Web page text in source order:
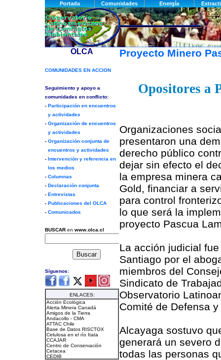
Proyecto Minero
Opositores a
Organizaciones
presentaron una
derecho público
dejar sin efecto el
la empresa minera
Gold, financiar a
para control
lo que será la
proyecto Pascua
La acción judicial
Santiago por el
miembros del
Sindicato de
Observatorio
Comité de Defensa
Alcayaga sostuvo
generará un severo
todas las personas